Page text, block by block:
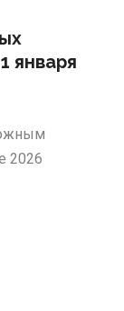
января
2026